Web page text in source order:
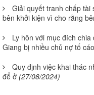
Giải quyết tranh chấp tài
bên khởi kiện vì cho rằng
Ly hôn với mục đích
Giang bị nhiều chủ nợ tố
Quy định việc khai thác
để ở (27/08/2024)